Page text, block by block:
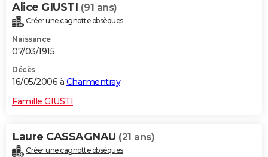
Alice GIUSTI (91 ans)
Créer une cagnotte obsèques
Naissance
07/03/1915
Décès
16/05/2006 à Charmentray
Famille GIUSTI
Laure CASSAGNAU (21 ans)
Créer une cagnotte obsèques